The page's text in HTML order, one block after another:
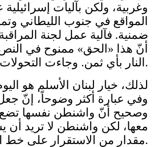
وغربية، ولكن بآليات
المواقع في جنوب الليطاني
ضمنية. فآلية عمل لجنة
أنّ هذا «الحق» ممنوح في النص
النار بأي ثمن. وجاءت التحولات في سوريا لترجح اختلال القوى في شكل دائم ونهائي.
لذلك، خيار لبنان الأسلم هو
وفي عبارة أكثر وضوحاً، إنّ
وصحيح أنّ واشنطن نفسها تضع
معها، لكن واشنطن لا تريد أن
مقدار من الاستقرار على خط الزلازل.